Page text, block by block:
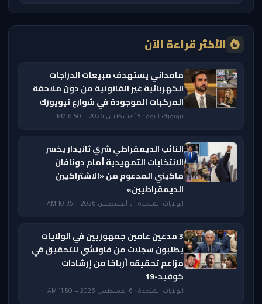
الأكثر قراءة الآن
مامداني يستهدف مبيعات الدراجات
الكهربائية غير القانونية من دون ملاحقة
المركبات الموجودة في شوارع نيويورك
نيويورك اليوم · 5 أغسطس 2026 — 6:50 PM
النائب الديمقراطي شري ثانيدار يخسر
الانتخابات التمهيدية أمام دونافان
ماكيني المدعوم من «الاشتراكيين
الديمقراطيين»
الولايات المتحدة · 5 أغسطس 2026 — 10:35 AM
3 مدعين عامين جمهوريين في الولايات
يطلبون سجلات من فاوتشي للتحقيق في
مزاعم تحقيقه أرباحًا من إرشادات
كوفيد-19
الولايات المتحدة · 6 أغسطس 2026 — 11:50 AM